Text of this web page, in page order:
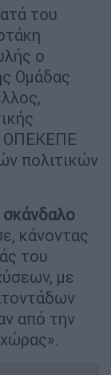
του
ο
Ομάδας
ΟΠΕΚΕΠΕ
πολιτικών
σκάνδαλο
κάνοντας
του
με
από την